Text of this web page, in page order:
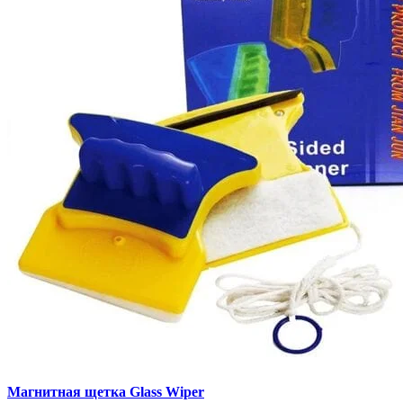
Магнитная щетка Glass Wiper